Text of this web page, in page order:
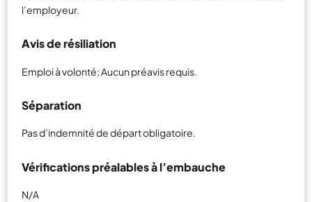
l’employeur.
Avis de résiliation
Emploi à volonté; Aucun préavis requis.
Séparation
Pas d’indemnité de départ obligatoire.
Vérifications préalables à l’embauche
N/A